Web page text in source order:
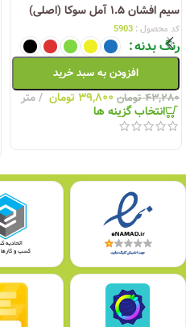
سیم افشان ۱.۵ آمل سوکا (اصلی)
کد محصول : 5903
رنگ بدنه
افزودن به سبد خرید
۴۳,۲۸۰ تومان ۳۹,۸۰۰ تومان متر
انتخاب گزینه ها